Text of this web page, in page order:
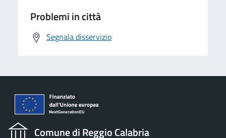
Problemi in città
Segnala disservizio
Comune di Reggio Calabria